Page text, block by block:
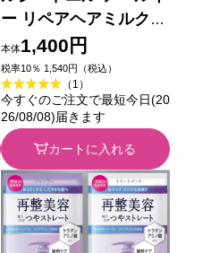
ー リペアヘアミルク
９０ｇ マンダム
本体1,400円
税率10％ 1,540円（税込）
（1）
今すぐのご注文で最短今日(20
26/08/08)届きます
カートに入れる